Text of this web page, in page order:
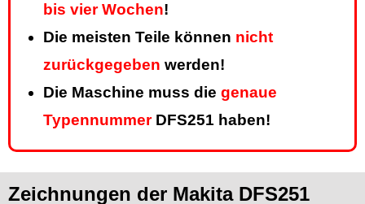
bis vier Wochen!
Die meisten Teile können nicht
zurückgegeben werden!
Die Maschine muss die genaue
TypennummerDFS251 haben!
Zeichnungen der Makita DFS251